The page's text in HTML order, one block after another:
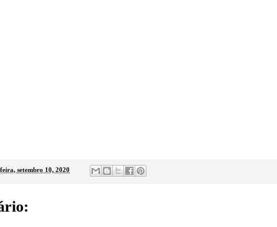
setembro 10, 2020